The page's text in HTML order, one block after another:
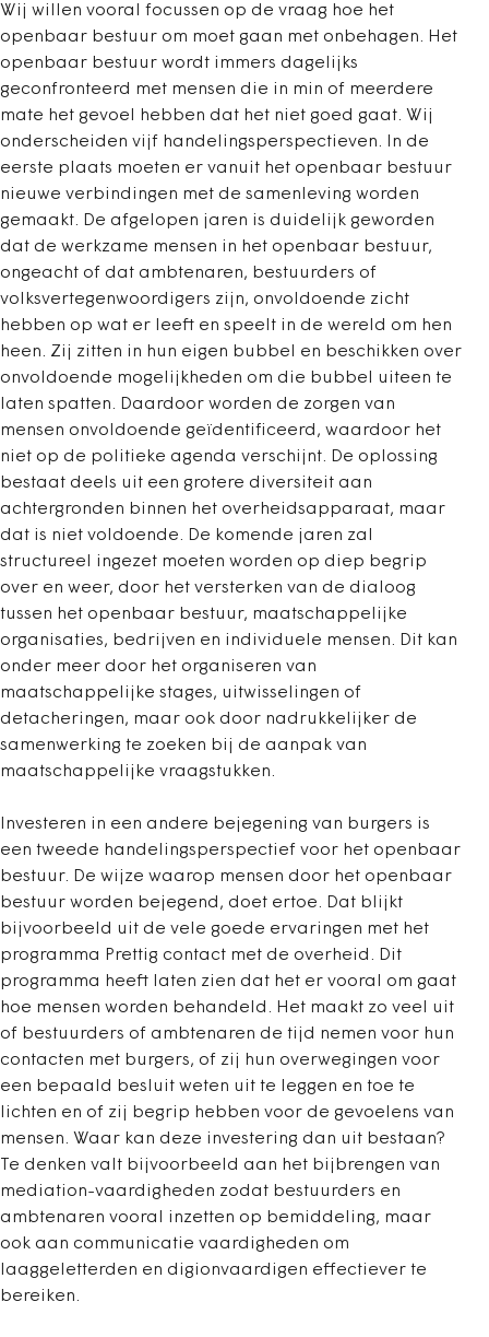
Wij willen vooral focussen op de vraag hoe het
openbaar bestuur om moet gaan met onbehagen. Het
openbaar bestuur wordt immers dagelijks
geconfronteerd met mensen die in min of meerdere
mate het gevoel hebben dat het niet goed gaat. Wij
onderscheiden vijf handelingsperspectieven. In de
eerste plaats moeten er vanuit het openbaar bestuur
nieuwe verbindingen met de samenleving worden
gemaakt. De afgelopen jaren is duidelijk geworden
dat de werkzame mensen in het openbaar bestuur,
ongeacht of dat ambtenaren, bestuurders of
volksvertegenwoordigers zijn, onvoldoende zicht
hebben op wat er leeft en speelt in de wereld om hen
heen. Zij zitten in hun eigen bubbel en beschikken over
onvoldoende mogelijkheden om die bubbel uiteen te
laten spatten. Daardoor worden de zorgen van
mensen onvoldoende geïdentificeerd, waardoor het
niet op de politieke agenda verschijnt. De oplossing
bestaat deels uit een grotere diversiteit aan
achtergronden binnen het overheidsapparaat, maar
dat is niet voldoende. De komende jaren zal
structureel ingezet moeten worden op diep begrip
over en weer, door het versterken van de dialoog
tussen het openbaar bestuur, maatschappelijke
organisaties, bedrijven en individuele mensen. Dit kan
onder meer door het organiseren van
maatschappelijke stages, uitwisselingen of
detacheringen, maar ook door nadrukkelijker de
samenwerking te zoeken bij de aanpak van
maatschappelijke vraagstukken.
Investeren in een andere bejegening van burgers is
een tweede handelingsperspectief voor het openbaar
bestuur. De wijze waarop mensen door het openbaar
bestuur worden bejegend, doet ertoe. Dat blijkt
bijvoorbeeld uit de vele goede ervaringen met het
programma Prettig contact met de overheid. Dit
programma heeft laten zien dat het er vooral om gaat
hoe mensen worden behandeld. Het maakt zo veel uit
of bestuurders of ambtenaren de tijd nemen voor hun
contacten met burgers, of zij hun overwegingen voor
een bepaald besluit weten uit te leggen en toe te
lichten en of zij begrip hebben voor de gevoelens van
mensen. Waar kan deze investering dan uit bestaan?
Te denken valt bijvoorbeeld aan het bijbrengen van
mediation-vaardigheden zodat bestuurders en
ambtenaren vooral inzetten op bemiddeling, maar
ook aan communicatie vaardigheden om
laaggeletterden en digionvaardigen effectiever te
bereiken.